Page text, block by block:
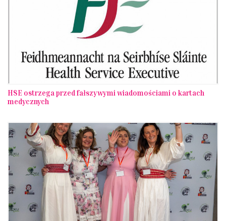
HSE ostrzega przed fałszywymi wiadomościami o kartach
medycznych